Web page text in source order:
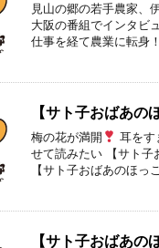
見山の郷の若手農家、
大阪の番組でインタビ
仕事を経て農業に転身
【サト子おばあの
梅の花が満開
耳をす
せて読みたい 【サト
【サト子おばあのほっ
【サト子おばあの